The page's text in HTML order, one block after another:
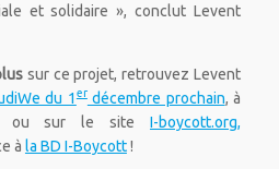
et solidaire », conclut Levent
sur ce projet, retrouvez Levent
du 1erdécembre prochain, à
ou sur le site I-boycott.org,
à la BD I-Boycott!